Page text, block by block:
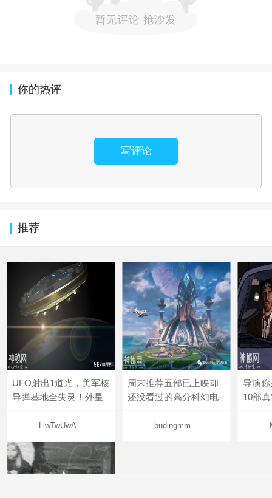
你的热评
写评论
推荐
UFO射出1道光，美军核
导弹基地全失灵！外星
LlwTwUwA
周末推荐五部已上映却
还没看过的高分科幻电
budingmm
导演
10部